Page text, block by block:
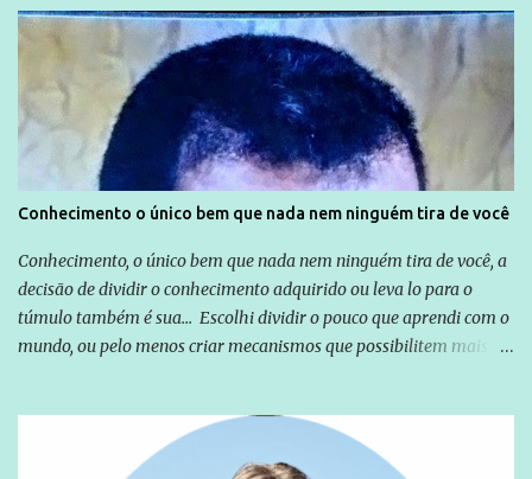
Globo manteve com o Grupo Odebrecht, citada na delação de
Emílio Odebrecht. Lula sempre atuou para promover o Brasil no
exterior, e não para promover determinadas empresas ou
empresários" Assina a nota o advogado Cristiano Zanin Martins
Conhecimento o único bem que nada nem ninguém tira de você
Conhecimento, o único bem que nada nem ninguém tira de você, a
decisão de dividir o conhecimento adquirido ou leva lo para o
túmulo também é sua... Escolhi dividir o pouco que aprendi com o
mundo, ou pelo menos criar mecanismos que possibilitem mais e
empreendedor da comunicação, que além de informação
cotidiana, corriqueira e cada vez mais preocupantes, do tipo que